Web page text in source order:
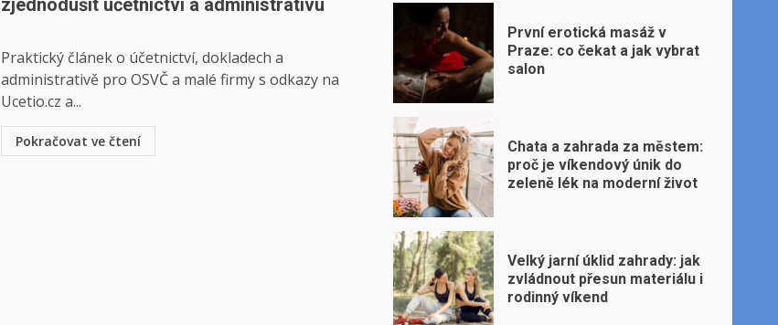
zjednodušit účetnictví a administrativu
Praktický článek o účetnictví, dokladech a
administrativě pro OSVČ a malé firmy s odkazy na
Ucetio.cz a...
Pokračovat ve čtení
První erotická masáž v
Praze: co čekat a jak vybrat
salon
Chata a zahrada za městem:
proč je víkendový únik do
zeleně lék na moderní život
Velký jarní úklid zahrady: jak
zvládnout přesun materiálu i
rodinný víkend